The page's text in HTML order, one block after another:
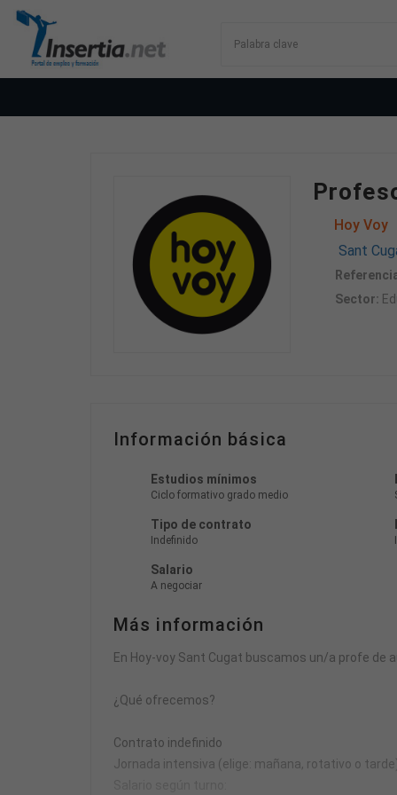
Hoy Voy
Sant
Sector:
Información básica
Estudios mínimos
Ciclo formativo grado medio
Tipo de contrato
Indefinido
Salario
A negociar
Más información
En Hoy-voy Sant Cugat buscamos un/a profe
¿Qué ofrecemos?
Contrato indefinido
Jornada intensiva (elige: mañana, rotativo o